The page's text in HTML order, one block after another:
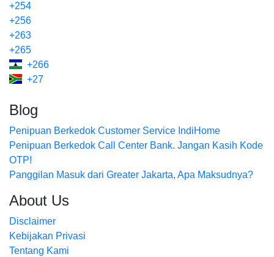
+254
+256
+263
+265
+266
+27
Blog
Penipuan Berkedok Customer Service IndiHome
Penipuan Berkedok Call Center Bank. Jangan Kasih Kode
OTP!
Panggilan Masuk dari Greater Jakarta, Apa Maksudnya?
About Us
Disclaimer
Kebijakan Privasi
Tentang Kami